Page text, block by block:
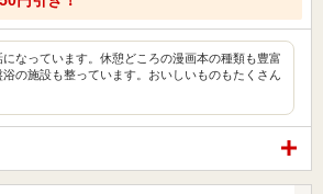
になっています。休憩どころの漫画本の種類も豊富
の施設も整っています。おいしいものもたくさん